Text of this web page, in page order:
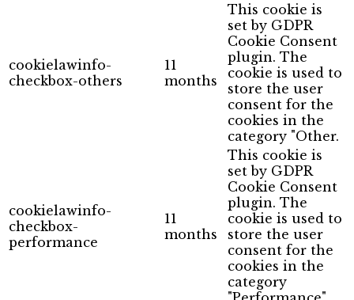
cookielawinfo-
checkbox-others
11
months
This cookie is
set by GDPR
Cookie Consent
plugin. The
cookie is used to
store the user
consent for the
cookies in the
category "Other.
cookielawinfo-
checkbox-
performance
11
months
This cookie is
set by GDPR
Cookie Consent
plugin. The
cookie is used to
store the user
consent for the
cookies in the
category